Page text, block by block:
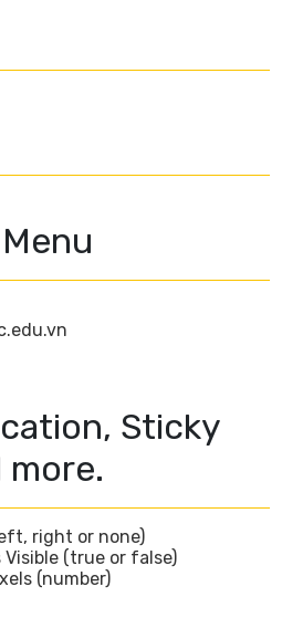
Sticky
more.
right or none)
Visible (true or false)
(number)